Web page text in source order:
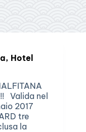
Hotel
Valida nel
2017
tre
la